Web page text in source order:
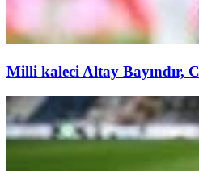
Milli kaleci Altay Bayındır,